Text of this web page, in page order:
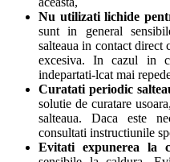
Nu utilizati lichide
sunt in general
salteaua in contact direct
excesiva. In cazul in
indepartati-lcat mai
Curatati periodic
solutie de curatare
salteaua. Daca este
consultati instructiunile
Evitati expunerea la